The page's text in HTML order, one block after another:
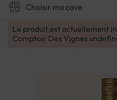
Choisir ma cave
Le produit est actuellement
Comptoir Des Vignes